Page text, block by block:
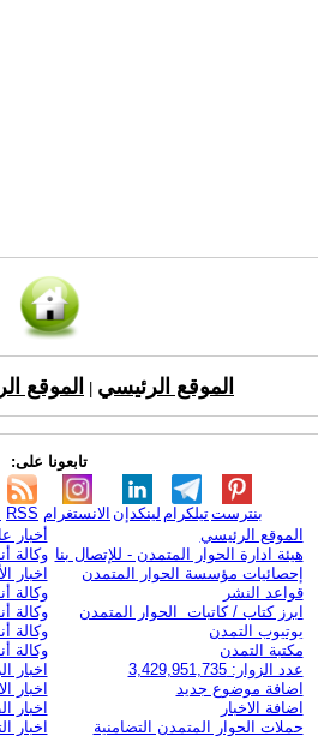
الموقع الرئيسي الموقع
تابعونا على:
RSS الانستغرام لينكدإن تيلكرامبنترست
الموقع الرئيسي
هيئة ادارة الحوار المتمدن - للإتصال بنا
إحصائيات مؤسسة الحوار المتمدن
قواعد النشر
ابرز كتاب / كاتبات الحوار المتمدن
يوتيوب التمدن
مكتبة التمدن
عدد الزوار: 3,429,951,735
اضافة موضوع جديد
اضافة الاخبار
حملات الحوار المتمدن التضامنية
أخبار
وكالة
اخبار
وكالة
وكالة
وكالة
وكالة
اخبار
اخبار
اخبار
اخبار